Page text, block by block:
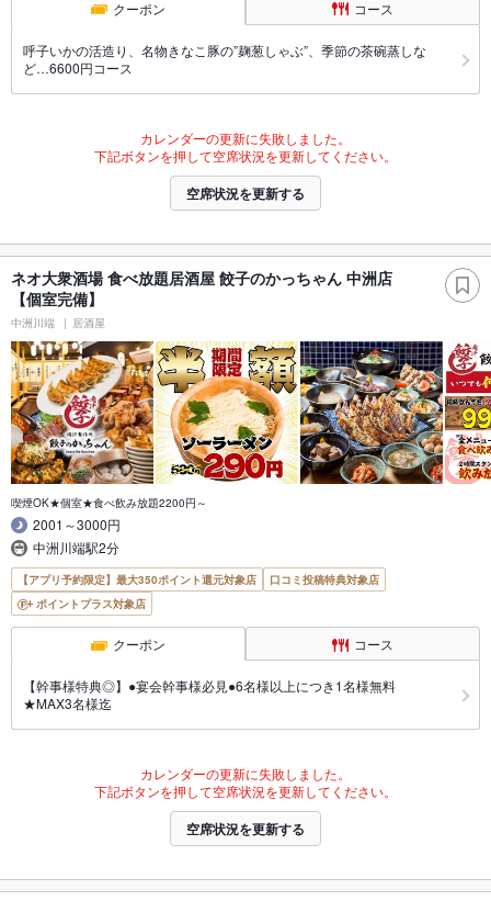
クーポン コース
呼子いかの活造り、名物きなこ豚の”麹葱しゃぶ”、季節の茶碗蒸しな
ど…6600円コース
カレンダーの更新に失敗しました。
下記ボタンを押して空席状況を更新してください。
空席状況を更新する
ネオ大衆酒場 食べ放題居酒屋 餃子のかっちゃん 中洲店
【個室完備】
中洲川端 居酒屋
喫煙OK★個室★食べ飲み放題2200円～
2001～3000円
中洲川端駅2分
【アプリ予約限定】最大350ポイント還元対象店
口コミ投稿特典対象店
ポイントプラス対象店
クーポン コース
【幹事様特典◎】●宴会幹事様必見●6名様以上につき1名様無料
★MAX3名様迄
カレンダーの更新に失敗しました。
下記ボタンを押して空席状況を更新してください。
空席状況を更新する